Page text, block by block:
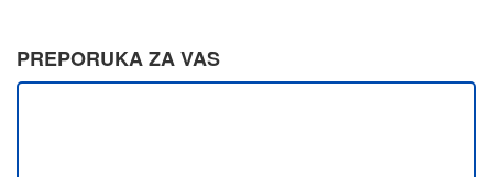
PREPORUKA ZA VAS